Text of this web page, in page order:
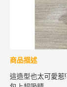
商品描述
這造型也太可愛惹